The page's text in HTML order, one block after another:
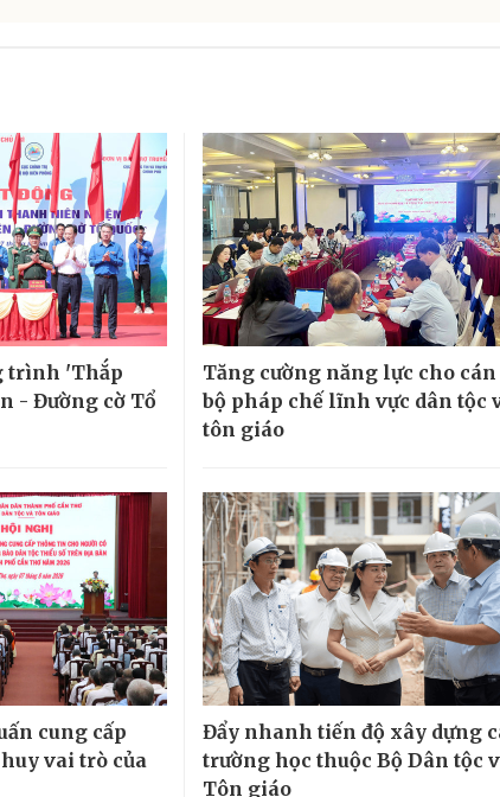
trình 'Thắp
- Đường cờ Tổ
Tăng cường năng lực cho cán
bộ pháp chế lĩnh vực dân tộc
tôn giáo
cung cấp
vai trò của
Đẩy nhanh tiến độ xây dựng
trường học thuộc Bộ Dân tộc
Tôn giáo